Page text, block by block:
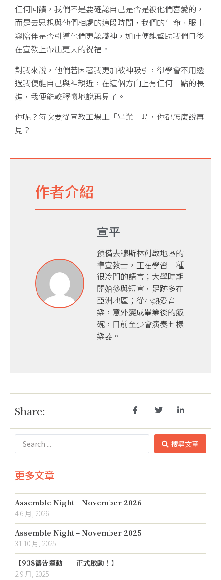
任何回饋，我們不是要確認自己是否是被他們喜愛的，
而是去思想與他們相處的這段時間，我們的生命、服事
與陪伴是否引導他們更認識神，如此便能幫助我們日後
在宣教上帶出更大的祝福。
對我來說，他們若因著我更加被神吸引，卻學會不用透
過我便能自己與神親近，在這個方向上有任何一點的長
進，我便能較釋懷地說再見了。
你呢？每次要從宣教工場上「畢業」時，你都怎麼說再
見？
作者介紹
宣平
預備去穆斯林創啟地區的
準宣教士，正在學習一種
很冷門的語言；大學時期
開始參與短宣，足跡多在
亞洲地區；從小熱愛音
樂，意外變成畢業後的飯
碗，目前至少會演奏七樣
樂器。
Share:
搜尋文章
更多文章
Assemble Night – November 2026
4 6 月, 2026
Assemble Night – November 2025
31 10 月, 2025
【938禱告運動——正式啟動！】
2 9 月, 2025